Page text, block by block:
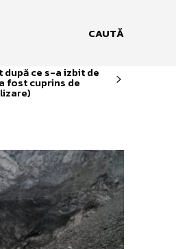
CAUTĂ
ce s-a izbit de
fost cuprins de